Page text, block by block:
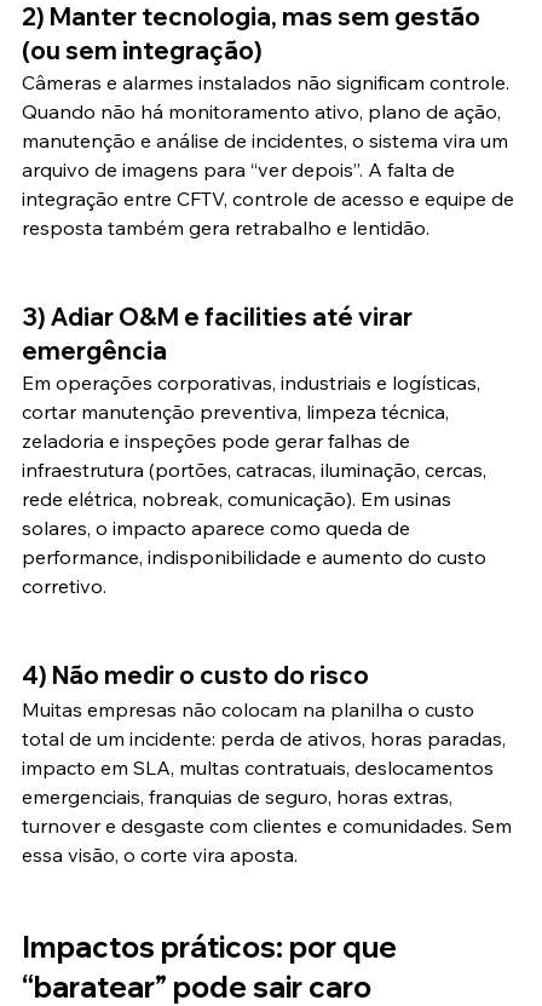
2) Manter tecnologia, mas sem gestão
(ou sem integração)
Câmeras e alarmes instalados não significam controle.
Quando não há monitoramento ativo, plano de ação,
manutenção e análise de incidentes, o sistema vira um
arquivo de imagens para “ver depois”. A falta de
integração entre CFTV, controle de acesso e equipe de
resposta também gera retrabalho e lentidão.
3) Adiar O&M e facilities até virar
emergência
Em operações corporativas, industriais e logísticas,
cortar manutenção preventiva, limpeza técnica,
zeladoria e inspeções pode gerar falhas de
infraestrutura (portões, catracas, iluminação, cercas,
rede elétrica, nobreak, comunicação). Em usinas
solares, o impacto aparece como queda de
performance, indisponibilidade e aumento do custo
corretivo.
4) Não medir o custo do risco
Muitas empresas não colocam na planilha o custo
total de um incidente: perda de ativos, horas paradas,
impacto em SLA, multas contratuais, deslocamentos
emergenciais, franquias de seguro, horas extras,
turnover e desgaste com clientes e comunidades. Sem
essa visão, o corte vira aposta.
Impactos práticos: por que
“baratear” pode sair caro